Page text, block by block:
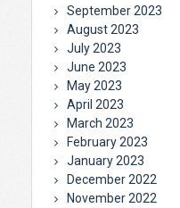
September 2023
August 2023
July 2023
June 2023
May 2023
April 2023
March 2023
February 2023
January 2023
December 2022
November 2022